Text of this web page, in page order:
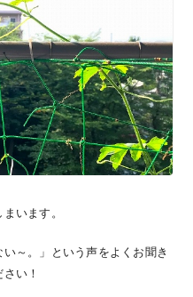
います。
～。」という声をよくお聞き
い！